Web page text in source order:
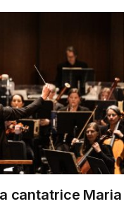
cantatrice Maria